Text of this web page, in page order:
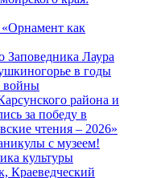
«Орнамент как
Лаура
в годы
войны
района и
за победу в
чтения – 2026»
с музеем!
культуры
Краеведческий